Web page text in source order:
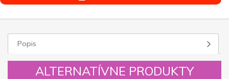
Popis
ALTERNATÍVNE PRODUKTY